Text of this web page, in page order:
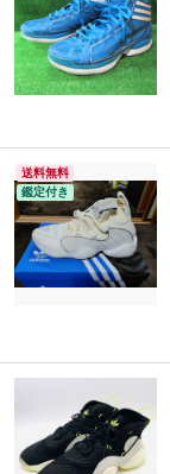
送料無料
鑑定付き